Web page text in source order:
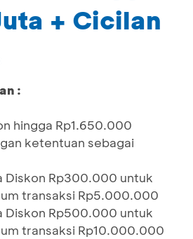
+ Cicilan
:
hingga Rp1.650.000
ketentuan sebagai
Diskon Rp300.000 untuk
transaksi Rp5.000.000
Diskon Rp500.000 untuk
transaksi Rp10.000.000